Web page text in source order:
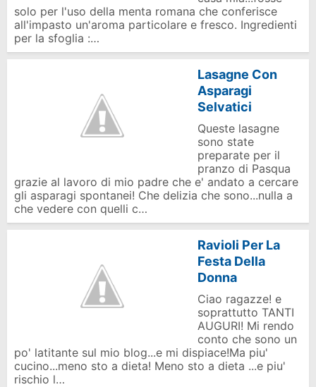
solo per l'uso della menta romana che conferisce
all'impasto un'aroma particolare e fresco. Ingredienti
per la sfoglia :…
Lasagne Con
Asparagi
Selvatici
Queste lasagne
sono state
preparate per il
pranzo di Pasqua
grazie al lavoro di mio padre che e' andato a cercare
gli asparagi spontanei! Che delizia che sono...nulla a
che vedere con quelli c…
Ravioli Per La
Festa Della
Donna
Ciao ragazze! e
soprattutto TANTI
AUGURI! Mi rendo
conto che sono un
po' latitante sul mio blog...e mi dispiace!Ma piu'
cucino...meno sto a dieta! Meno sto a dieta ...e piu'
rischio l…